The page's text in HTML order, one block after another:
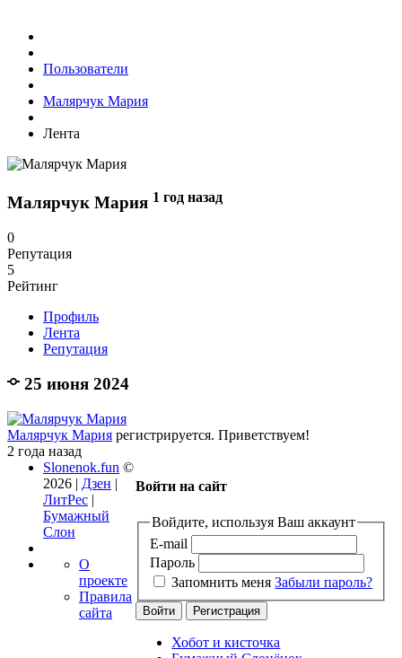
Пользователи
Малярчук Мария
Лента
Малярчук Мария 1 год назад
0
Репутация
5
Рейтинг
Профиль
Лента
Репутация
25 июня 2024
Малярчук Мария регистрируется. Приветствуем!
2 года назад
Войти на сайт
Войдите, используя Ваш аккаунт
E-mail
Пароль
Запомнить меня Забыли пароль?
Хобот и кисточка
Slonenok.fun ©
2026 | Дзен |
ЛитРес |
Бумажный
Слон
О
проекте
Правила
сайта